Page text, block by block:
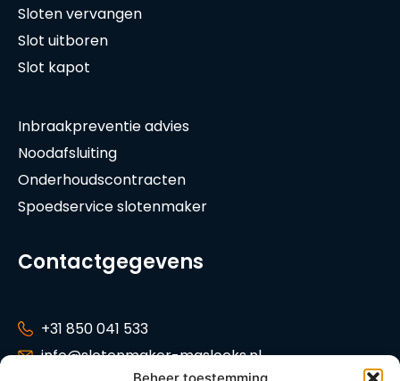
Sloten vervangen
Slot uitboren
Slot kapot
Inbraakpreventie advies
Noodafsluiting
Onderhoudscontracten
Spoedservice slotenmaker
Contactgegevens
+31 850 041 533
info@slotenmaker-maslocks.nl